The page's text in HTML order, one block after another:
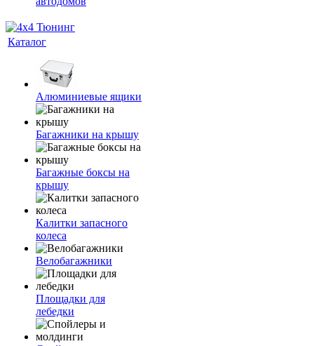
Каталог
Алюминиевые ящики
Багажники на крышу
Багажные боксы на
крышу
Калитки запасного
колеса
Велобагажники
Площадки для
лебедки